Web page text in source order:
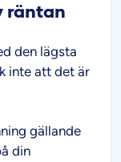
räntan
den lägsta
inte att det är
gällande
din